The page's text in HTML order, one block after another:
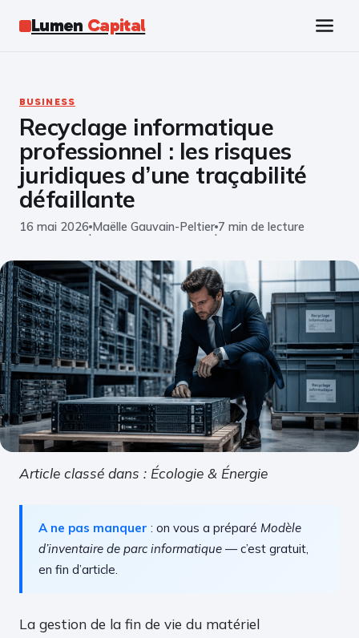
Lumen Capital
Business
Finance
Marketing
Emploi
BUSINESS
Recyclage informatique
professionnel : les risques
juridiques d’une traçabilité
défaillante
16 mai 2026
·
Maëlle Gauvain-Peltier
·
7 min de lecture
Article classé dans : Écologie & Énergie
A ne pas manquer : on vous a préparé Modèle
d’inventaire de parc informatique — c’est gratuit,
en fin d’article.
La gestion de la fin de vie du matériel